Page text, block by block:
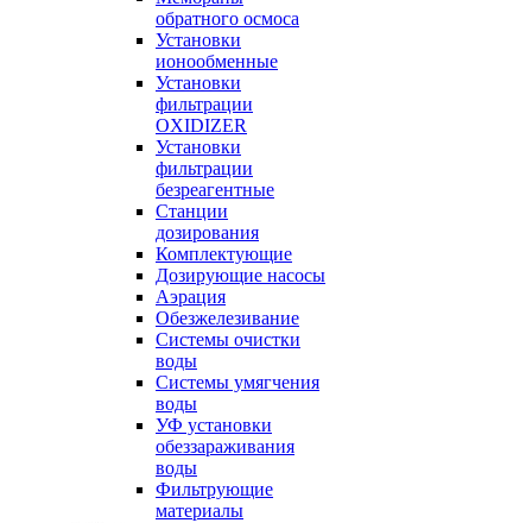
обратного осмоса
Установки
ионообменные
Установки
фильтрации
OXIDIZER
Установки
фильтрации
безреагентные
Станции
дозирования
Комплектующие
Дозирующие насосы
Аэрация
Обезжелезивание
Системы очистки
воды
Системы умягчения
воды
УФ установки
обеззараживания
воды
Фильтрующие
материалы